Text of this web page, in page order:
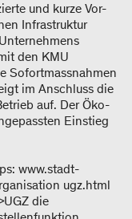
und kurze Vor-
Infrastruktur
den KMU
Sofortmassnahmen
im Anschluss die
auf. Der Öko-
Einstieg
www.stadt-
ugz.html
die